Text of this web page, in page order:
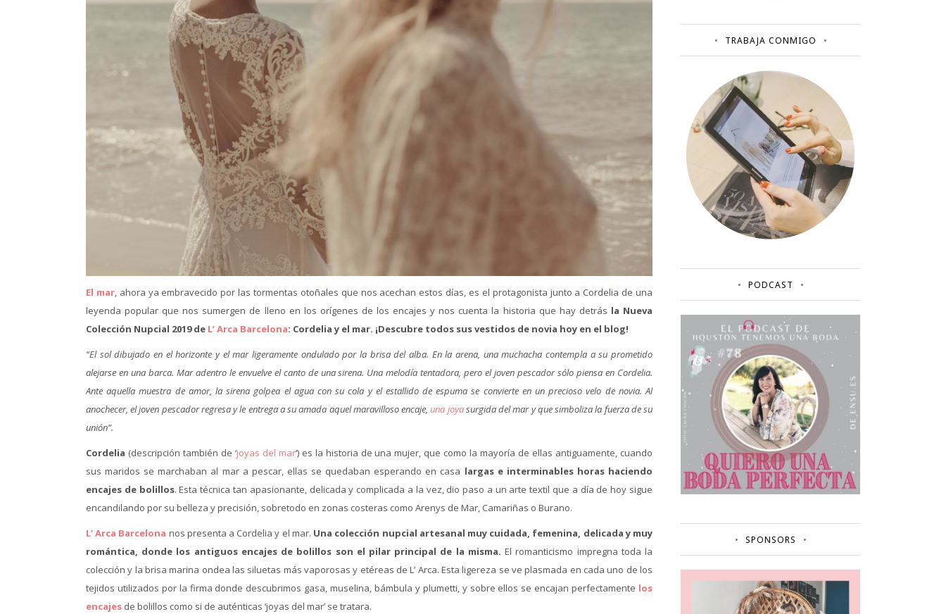
El mar, ahora ya embravecido por las tormentas otoñales que nos acechan estos días, es el protagonista junto a Cordelia de una
leyenda popular que nos sumergen de lleno en los orígenes de los encajes y nos cuenta la historia que hay detrás la Nueva
Colección Nupcial 2019 de L’ Arca Barcelona: Cordelia y el mar. ¡Descubre todos sus vestidos de novia hoy en el blog!
“El sol dibujado en el horizonte y el mar ligeramente ondulado por la brisa del alba. En la arena, una muchacha contempla a su prometido
alejarse en una barca. Mar adentro le envuelve el canto de una sirena. Una melodía tentadora, pero el joven pescador sólo piensa en Cordelia.
Ante aquella muestra de amor, la sirena golpea el agua con su cola y el estallido de espuma se convierte en un precioso velo de novia. Al
anochecer, el joven pescador regresa y le entrega a su amada aquel maravilloso encaje,una joyasurgida del mar y que simboliza la fuerza de su
unión”.
Cordelia (descripción también de ‘joyas del mar‘) es la historia de una mujer, que como la mayoría de ellas antiguamente, cuando
sus maridos se marchaban al mar a pescar, ellas se quedaban esperando en casa largas e interminables horas haciendo
encajes de bolillos. Esta técnica tan apasionante, delicada y complicada a la vez, dio paso a un arte textil que a día de hoy sigue
encandilando por su belleza y precisión, sobretodo en zonas costeras como Arenys de Mar, Camariñas o Burano.
L’ Arca Barcelona nos presenta a Cordelia y el mar. Una colección nupcial artesanal muy cuidada, femenina, delicada y muy
romántica, donde los antiguos encajes de bolillos son el pilar principal de la misma. El romanticismo impregna toda la
colección y la brisa marina ondea las siluetas más vaporosas y etéreas de L’ Arca. Esta ligereza se ve plasmada en cada uno de los
tejidos utilizados por la firma donde descubrimos gasa, muselina, bámbula y plumetti, y sobre ellos se encajan perfectamente los
encajes de bolillos como si de auténticas ‘joyas del mar’ se tratara.
TRABAJA CONMIGO
PODCAST
SPONSORS